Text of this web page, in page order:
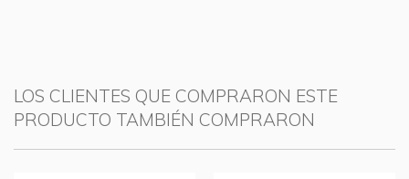
LOS CLIENTES QUE COMPRARON ESTE
PRODUCTO TAMBIÉN COMPRARON